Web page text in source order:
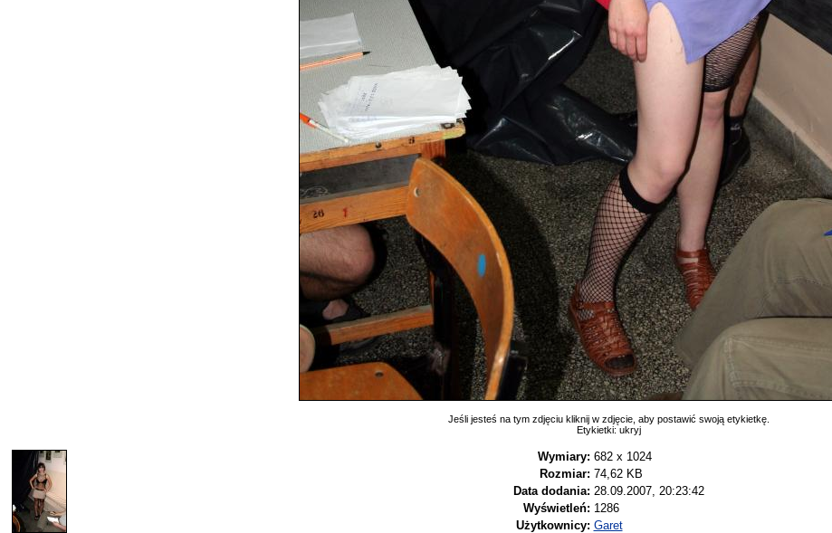
Jeśli jesteś na tym zdjęciu kliknij w zdjęcie, aby postawić swoją etykietkę.
Etykietki: ukryj
Wymiary: 682 x 1024
Rozmiar: 74,62 KB
Data dodania: 28.09.2007, 20:23:42
Wyświetleń: 1286
Użytkownicy: Garet